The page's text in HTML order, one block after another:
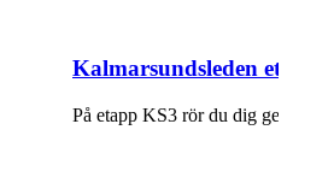
Kalmarsundsleden etapp
På etapp KS3 rör du dig genom